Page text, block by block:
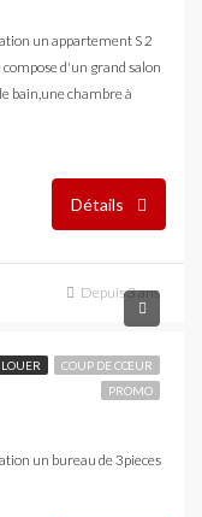
un appartement S 2
d'un grand salon
bain,une chambre à
Détails
Depuis 3 ans
COUP DE CŒUR
PROMO
un bureau de 3pieces